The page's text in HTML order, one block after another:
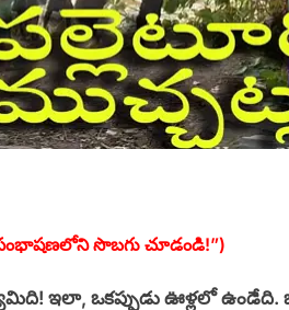
సొబగు చూడండి!”)
ఇలా, ఒకప్పుడు ఊళ్లలో ఉండేది.